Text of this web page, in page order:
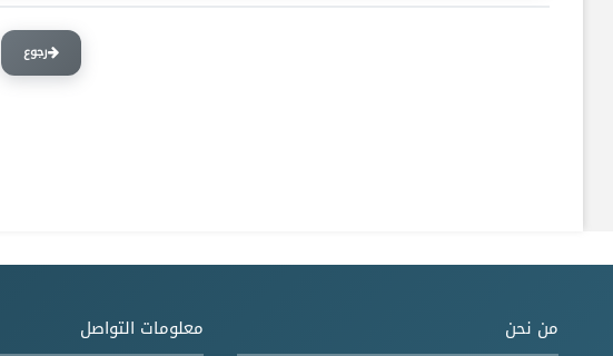
رجوع
من نحن معلومات التواصل